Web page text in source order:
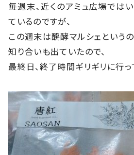
毎週末、近くのアミュ広場では
ているのですが、
この週末は醗酵マルシェというの
知り合いも出ていたので、
最終日、終了時間ギリギリに行っ